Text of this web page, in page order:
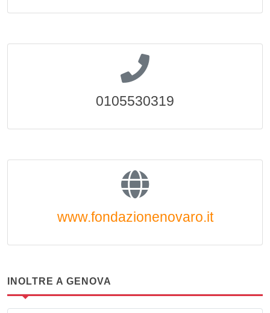
0105530319
www.fondazionenovaro.it
INOLTRE A GENOVA